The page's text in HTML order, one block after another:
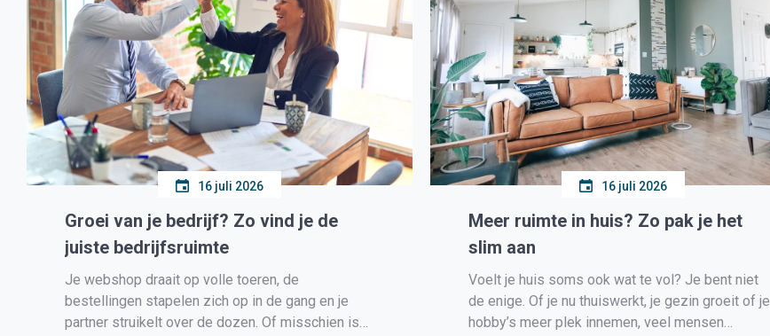
16 juli 2026
Groei van je bedrijf? Zo vind je de
juiste bedrijfsruimte
Je webshop draait op volle toeren, de
bestellingen stapelen zich op in de gang en je
partner struikelt over de dozen. Of misschien is
16 juli 2026
Meer ruimte in huis? Zo pak je het
slim aan
Voelt je huis soms ook wat te vol? Je bent niet
de enige. Of je nu thuiswerkt, je gezin groeit of je
hobby’s meer plek innemen, veel mensen